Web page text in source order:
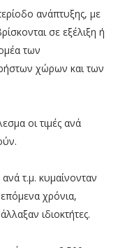
ανάπτυξης, με
σε εξέλιξη ή
των
χώρων και των
οι τιμές ανά
τ.μ. κυμαίνονταν
χρόνια,
ιδιοκτήτες.